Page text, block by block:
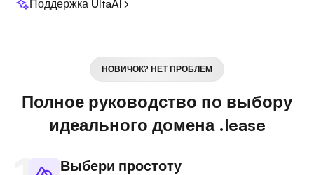
Поддержка UltaAI
НОВИЧОК? НЕТ ПРОБЛЕМ
Полное руководство по выбору
идеального домена .lease
Выбери простоту